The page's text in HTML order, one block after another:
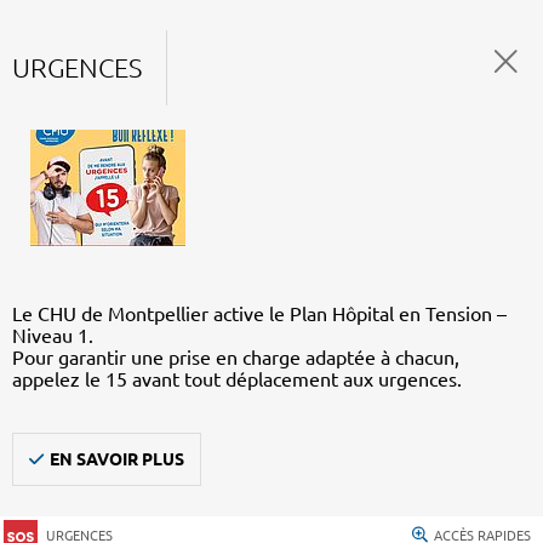
URGENCES
Le CHU de Montpellier active le Plan Hôpital en Tension –
Niveau 1.
Pour garantir une prise en charge adaptée à chacun,
appelez le 15 avant tout déplacement aux urgences.
EN SAVOIR PLUS
URGENCES ACCÈS RAPIDES